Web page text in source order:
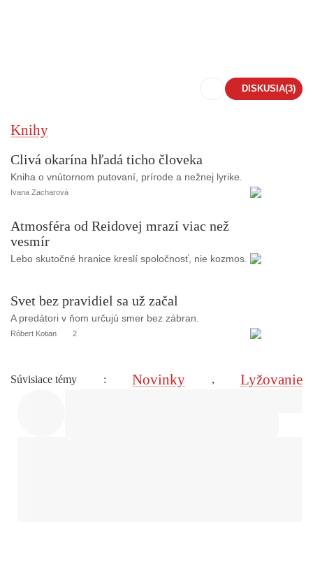
DISKUSIA(3)
Knihy
Clivá okarína hľadá ticho človeka
Kniha o vnútornom putovaní, prírode a nežnej lyrike.
Ivana Zacharová
Atmosféra od Reidovej mrazí viac než
vesmír
Lebo skutočné hranice kreslí spoločnosť, nie kozmos.
Svet bez pravidiel sa už začal
A predátori v ňom určujú smer bez zábran.
Róbert Kotian 2
Súvisiace témy : Novinky , Lyžovanie